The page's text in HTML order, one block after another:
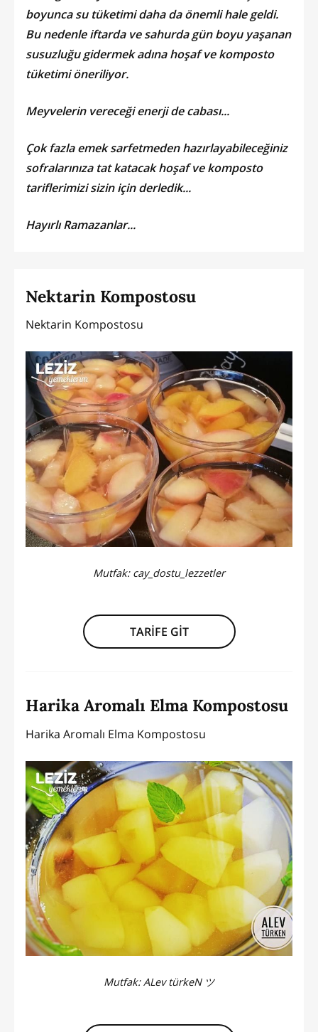
boyunca su tüketimi daha da önemli hale geldi.
Bu nedenle iftarda ve sahurda gün boyu yaşanan
susuzluğu gidermek adına hoşaf ve komposto
tüketimi öneriliyor.
Meyvelerin vereceği enerji de cabası...
Çok fazla emek sarfetmeden hazırlayabileceğiniz
sofralarınıza tat katacak hoşaf ve komposto
tariflerimizi sizin için derledik...
Hayırlı Ramazanlar...
Nektarin Kompostosu
Nektarin Kompostosu
Mutfak: cay_dostu_lezzetler
TARİFE GİT
Harika Aromalı Elma Kompostosu
Harika Aromalı Elma Kompostosu
Mutfak:ALev türkeN ツ